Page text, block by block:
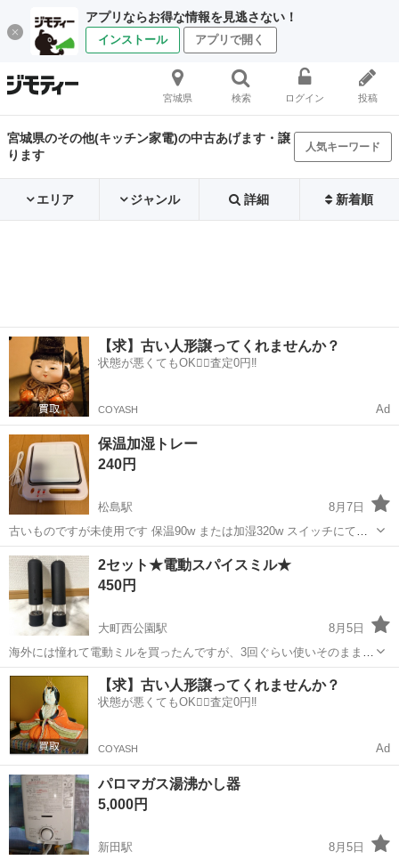
アプリならお得な情報を見逃さない！
インストール アプリで開く
宮城県 検索 ログイン 投稿
宮城県のその他(キッチン家電)の中古あげます・譲
ります
人気キーワード
エリア ジャンル 詳細 新着順
【求】古い人形譲ってくれませんか？
状態が悪くてもOK🙆‍♀️査定0円‼️
COYASH Ad
保温加湿トレー
240円
松島駅
8月7日
古いものですが未使用です 保温90w または加湿320w スイッチにて、
切替
宮城 宮城郡 松島駅 キッチン家電 スイッチ
2セット★電動スパイスミル★
450円
大町西公園駅
8月5日
海外には憧れて電動ミルを買ったんですが、3回ぐらい使いそのまま使
わなくなってしまったので必要な方にどうぞ 質感がしっとりしていて
気持ちいいと思います 動作確認済みです こちらまで取りに来ていただ
ける方よろしくお願いいたしま...
宮城 仙台市 大町西公園駅 キッチン家電
【求】古い人形譲ってくれませんか？
状態が悪くてもOK🙆‍♀️査定0円‼️
COYASH Ad
パロマガス湯沸かし器
5,000円
新田駅
8月5日